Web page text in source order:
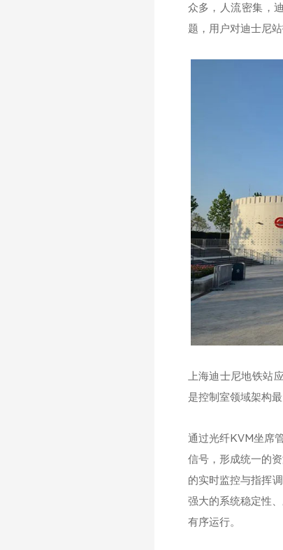
众多，人流密集，
题，用户对迪士尼
上海迪士尼地铁站
是控制室领域架构
通过光纤KVM坐席
信号，形成统一的
的实时监控与指挥
强大的系统稳定性
有序运行。